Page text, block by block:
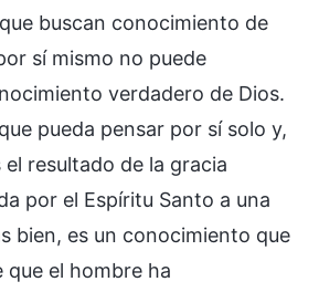
buscan conocimiento de
sí mismo no puede
verdadero de Dios.
pueda pensar por sí solo y,
resultado de la gracia
por el Espíritu Santo a una
bien, es un conocimiento que
que el hombre ha